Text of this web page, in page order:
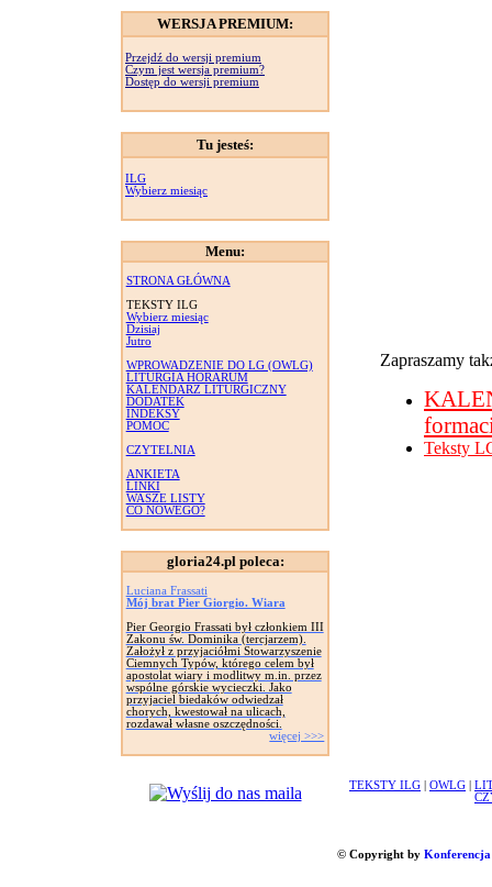
WERSJA PREMIUM:
Przejdź do wersji premium
Czym jest wersja premium?
Dostęp do wersji premium
Tu jesteś:
ILG
Wybierz miesiąc
Menu:
STRONA GŁÓWNA
TEKSTY ILG
Wybierz miesiąc
Dzisiaj
Jutro
WPROWADZENIE DO LG (OWLG)
LITURGIA HORARUM
KALENDARZ LITURGICZNY
DODATEK
INDEKSY
POMOC
CZYTELNIA
ANKIETA
LINKI
WASZE LISTY
CO NOWEGO?
gloria24.pl poleca:
Luciana Frassati
Mój brat Pier Giorgio. Wiara
Pier Georgio Frassati był członkiem III
Zakonu św. Dominika (tercjarzem).
Założył z przyjaciółmi Stowarzyszenie
Ciemnych Typów, którego celem był
apostolat wiary i modlitwy m.in. przez
wspólne górskie wycieczki. Jako
przyjaciel biedaków odwiedzał
chorych, kwestował na ulicach,
rozdawał własne oszczędności.
więcej >>>
Zapraszamy
Teksty
TEKSTY ILG OWLG
© Copyright by Konferencja